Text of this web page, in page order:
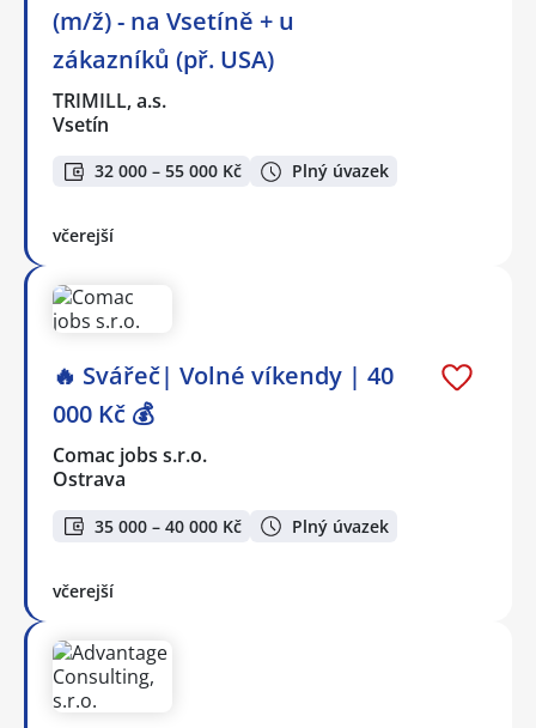
(m/ž) - na Vsetíně + u
zákazníků (př. USA)
TRIMILL, a.s.
Vsetín
32 000 – 55 000 Kč Plný úvazek
včerejší
🔥 Svářeč| Volné víkendy | 40
000 Kč 💰
Comac jobs s.r.o.
Ostrava
35 000 – 40 000 Kč Plný úvazek
včerejší